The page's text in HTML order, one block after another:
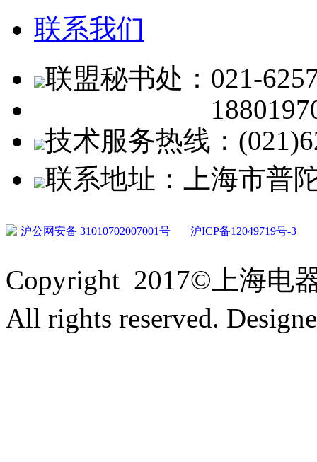
联系我们
联盟秘书处：021-
技术服务热线：
联系地址：上海市普
沪公网安备 31010702007001号 沪ICP备12049719号-3
Copyright 2017©上海电
All rights reserved.